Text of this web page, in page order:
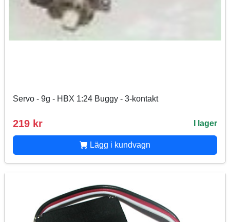
Servo - 9g - HBX 1:24 Buggy - 3-kontakt
219 kr I lager
Lägg i kundvagn